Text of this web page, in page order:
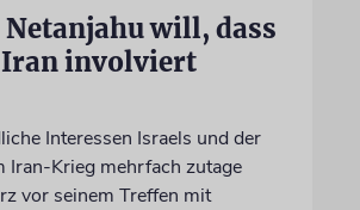
will, dass
Iran involviert
Interessen Israels und der
Iran-Krieg mehrfach zutage
vor seinem Treffen mit